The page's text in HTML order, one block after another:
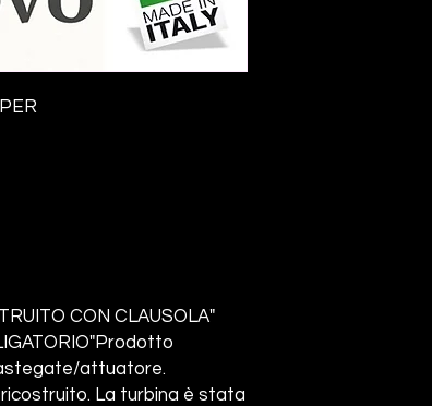
CON CLAUSOLA"
attuatore.
La turbina è stata